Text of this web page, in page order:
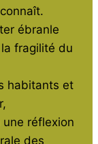
ébranle
fragilité du
habitants et
réflexion
des